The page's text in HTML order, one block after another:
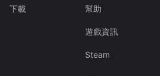
下載 幫助
遊戲資訊
Steam